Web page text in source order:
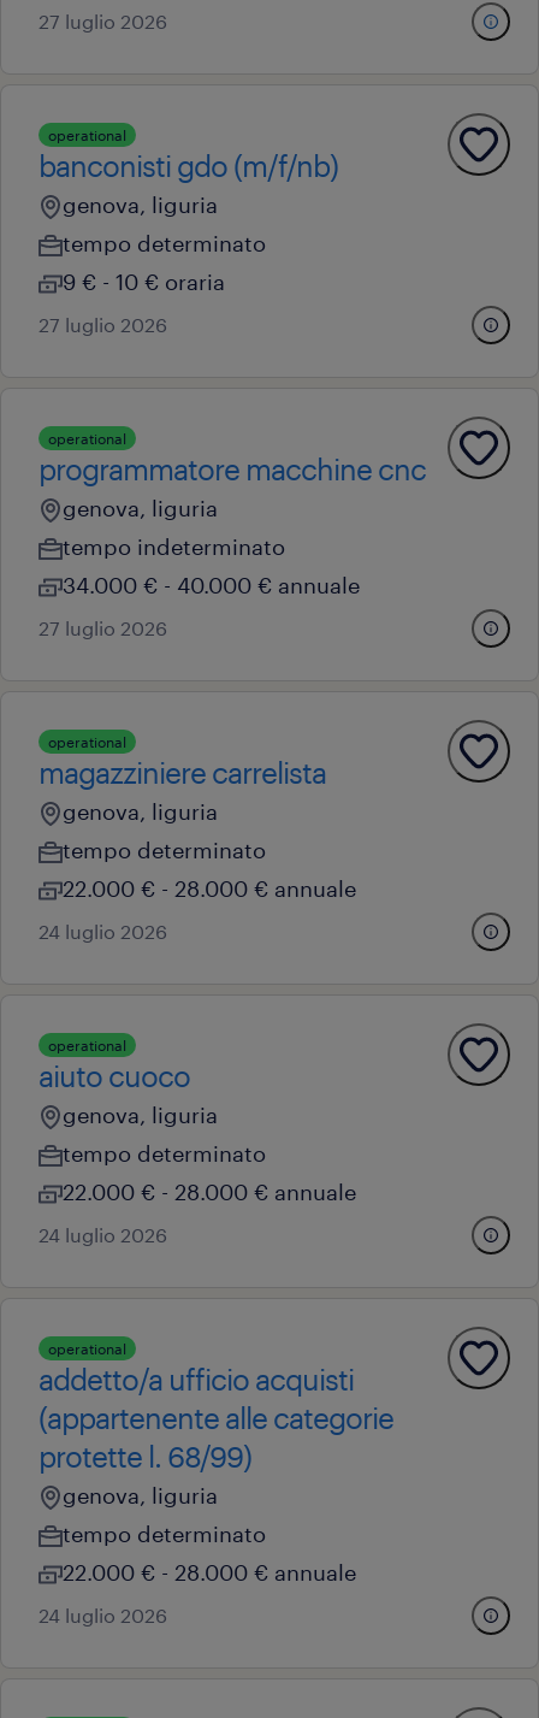
27 luglio 2026
operational
banconisti gdo (m/f/nb)
genova, liguria
tempo determinato
9 € - 10 € oraria
27 luglio 2026
operational
programmatore macchine cnc
genova, liguria
tempo indeterminato
34.000 € - 40.000 € annuale
27 luglio 2026
operational
magazziniere carrelista
genova, liguria
tempo determinato
22.000 € - 28.000 € annuale
24 luglio 2026
operational
aiuto cuoco
genova, liguria
tempo determinato
22.000 € - 28.000 € annuale
24 luglio 2026
operational
addetto/a ufficio acquisti
(appartenente alle categorie
protette l. 68/99)
genova, liguria
tempo determinato
22.000 € - 28.000 € annuale
24 luglio 2026